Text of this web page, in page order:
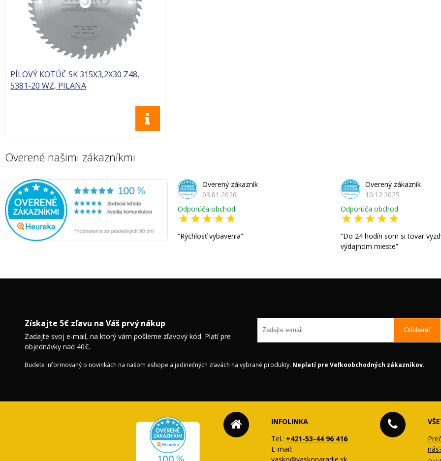
PÍLOVÝ KOTÚČ SK 315X3,2X30 Z48,
5381-20 WZ, PILANA
Overené našimi zákazníkmi
Overený zákazník
03.01.2026
Odporúča obchod
Rýchlosť vybavenia
Overený zákazník
10.12.2025
Odporúča obchod
Do 24 hodín som si tovar
výdajnom mieste
Získajte 5€ zľavu na Váš prvý nákup
Zadajte svoj e-mail, na ktorý vám pošleme zľavový kód. Platí pre
objednávky nad 40€.
Odoberať
Budete informovaný o novinkách na našom eshope a jedinečných zľavách na vybrané produkty. Neplatí pre Veľkoobchodných zákazníkov.
INFOLINKA
Tel.: +421-53-44 96 416
E-mail:
vasko@vaskonaradie.sk